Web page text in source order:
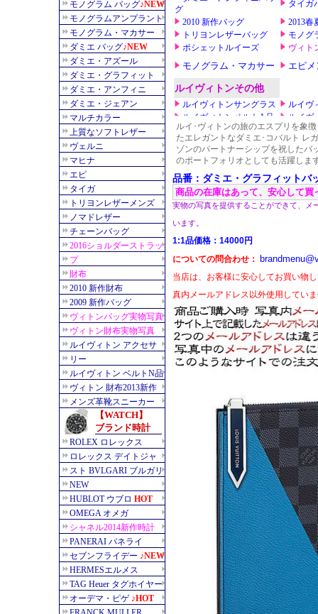
ルイ･ヴィトンの旅のエスプリを象
たエレガントなダミエ･コバルト レ
ゾンのパートナーシップを祝したバ
のポートフォリオとしても活躍しま
品番：ダミエ・グラフィットバ
商品の在庫はあって、安心して買
実物の写真を提供することができて、メ
います。
1:1品価格：14000円
についての問合わせ：
当店は、お客様に安心してお買い物
真内メールアドレス以外使用してい